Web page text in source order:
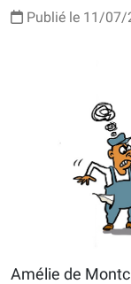
Publié le 11/07/
Amélie de